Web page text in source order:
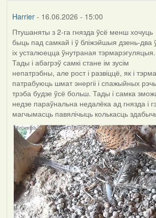
Harrier- 16.06.2026 - 15:00
Птушаняты з 2-га гнязда ўсё менш хочуць
быць пад самкай і ў бліжэйшыя дзень-два
іх усталюецца ўнутраная тэрмарэгуляцыя.
Тады і абагрэў самкі стане ім зусім
непатрэбны, але рост і развіццё, як і
патрабуюць шмат энергіі і спажыйных
трэба будзе ўсё больш. Тады і самка
недзе параўнальна недалёка ад гнязда і
магчымасць павялічыць колькасць